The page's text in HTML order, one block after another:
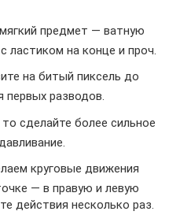
предмет — ватную
ластиком на конце и проч.
на битый пиксель до
первых разводов.
сделайте более сильное
круговые движения
— в правую и левую
действия несколько раз.